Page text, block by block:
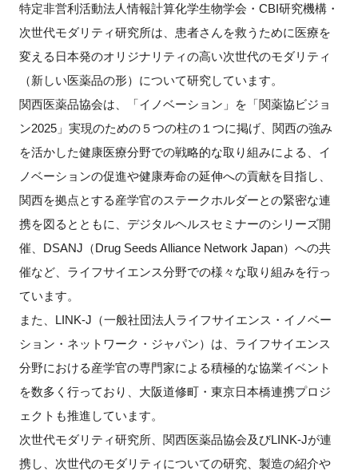
LINK-Jを知る
特別会員
施設・アクセス
FAQ
イベントお知らせメール登録
特定非営利活動法人情報計算化学生物学会・ CBI研究機構・
次世代モダリティ研究所は、患者さんを救うために医療を
変える日本発のオリジナリティの高い次世代のモダリティ
（新しい医薬品の形）について研究しています。
関西医薬品協会は、「イノベーション」を「関薬協ビジョ
ン2025」実現のための５つの柱の１つに掲げ、関西の強み
を活かした健康医療分野での戦略的な取り組みによる、イ
ノベーションの促進や健康寿命の延伸への貢献を目指し、
関西を拠点とする産学官のステークホルダーとの緊密な連
携を図るとともに、デジタルヘルスセミナーのシリーズ開
催、 DSANJ （Drug Seeds Alliance Network Japan）への共
催など、ライフサイエンス分野での様々な取り組みを行っ
ています。
また、 LINK-J （一般社団法人ライフサイエンス・イノベー
ション・ネットワーク・ジャパン）は、ライフサイエンス
分野における産学官の専門家による積極的な協業イベント
を数多く行っており、大阪道修町・東京日本橋連携プロジ
ェクトも推進しています。
次世代モダリティ研究所、関西医薬品協会及びLINK-Jが連
携し、次世代のモダリティについての研究、製造の紹介や